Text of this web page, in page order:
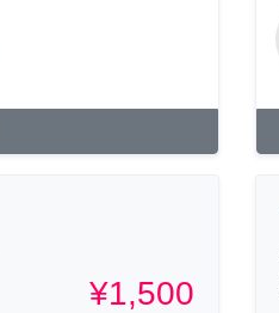
¥1,500